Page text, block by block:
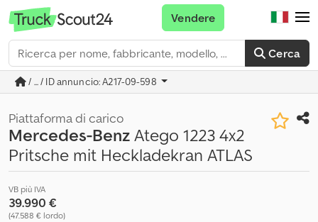
Cerca
Vendere
/ ... / ID annuncio: A217-09-598
Piattaforma di carico
Mercedes-BenzAtego 1223 4x2
Pritsche mit Heckladekran ATLAS
VB più IVA
39.990 €
(47.588 € lordo)